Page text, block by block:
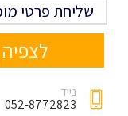
שליחת פרטי
נייד
052-8772823